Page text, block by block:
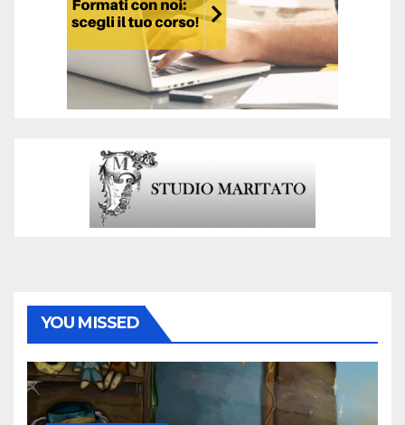
YOU MISSED